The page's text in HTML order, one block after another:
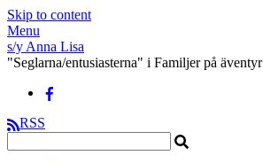
Skip to content
Menu
s/y Anna Lisa
"Seglarna/entusiasterna" i Familjer på äventyr
RSS